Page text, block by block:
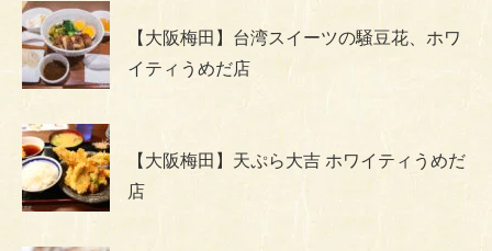
【大阪梅田】台湾スイーツの騒豆花、ホワ
イティうめだ店
【大阪梅田】天ぷら大吉 ホワイティうめだ
店